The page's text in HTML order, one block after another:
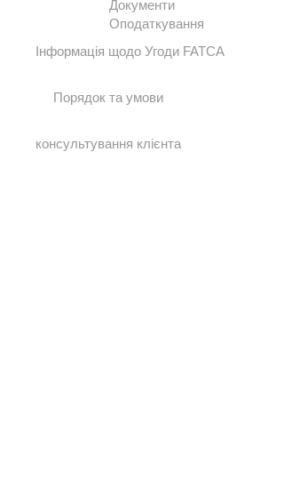
Документи
Оподаткування
Інформація щодо Угоди FATCA
Порядок та умови
консультування клієнта